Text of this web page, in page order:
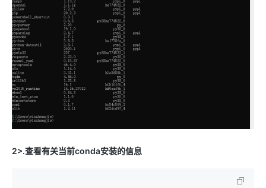
2>.查看有关当前conda安装的信息